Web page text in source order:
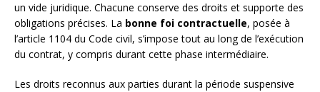
un vide juridique. Chacune conserve des droits et supporte des
obligations précises. La bonne foi contractuelle, posée à
l’article 1104 du Code civil, s’impose tout au long de l’exécution
du contrat, y compris durant cette phase intermédiaire.
Les droits reconnus aux parties durant la période suspensive